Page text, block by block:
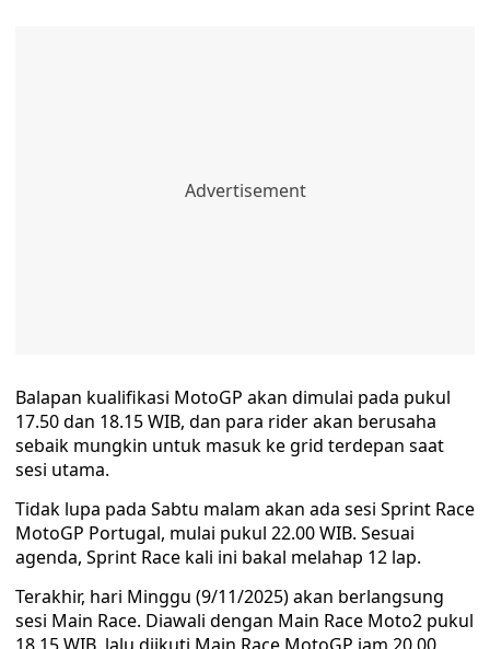
Balapan kualifikasi MotoGP akan dimulai pada pukul
17.50 dan 18.15 WIB, dan para rider akan berusaha
sebaik mungkin untuk masuk ke grid terdepan saat
sesi utama.
Tidak lupa pada Sabtu malam akan ada sesi Sprint Race
MotoGP Portugal, mulai pukul 22.00 WIB. Sesuai
agenda, Sprint Race kali ini bakal melahap 12 lap.
Terakhir, hari Minggu (9/11/2025) akan berlangsung
sesi Main Race. Diawali dengan Main Race Moto2 pukul